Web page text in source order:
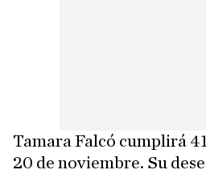
Tamara Falcó cumplirá
20 de noviembre. Su